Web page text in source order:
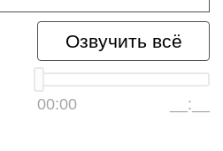
Озвучить всё
00:00 __:__